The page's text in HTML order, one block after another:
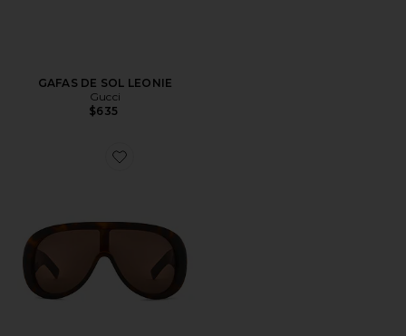
GAFAS DE SOL LEONIE
Gucci
$635
Favorite GAFAS DE SOL